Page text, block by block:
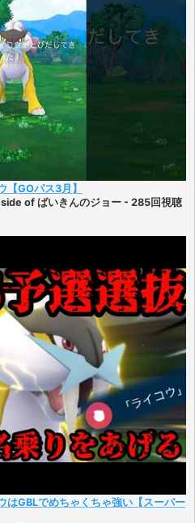
【GOパス3月】
of ばいきんのジョー - 285回視聴
はGBLでめちゃくちゃ強い【スーパー